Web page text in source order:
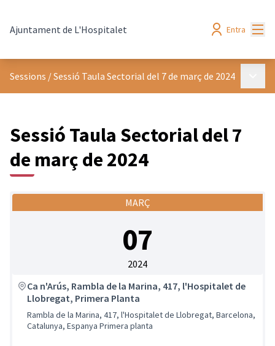
Ajuntament de L'Hospitalet Entra
Sessions /Sessió Taula Sectorial del 7 de març de 2024
Sessió Taula Sectorial del 7
de març de 2024
MARÇ
07
2024
Ca n'Arús, Rambla de la Marina, 417, l'Hospitalet de
Llobregat, Primera Planta
Rambla de la Marina, 417, l'Hospitalet de Llobregat, Barcelona,
Catalunya, Espanya Primera planta